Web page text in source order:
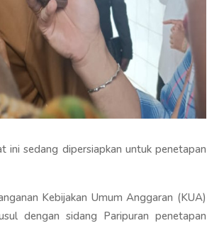
ini sedang dipersiapkan untuk penetapan
Kebijakan Umum Anggaran (KUA)
dengan sidang Paripuran penetapan